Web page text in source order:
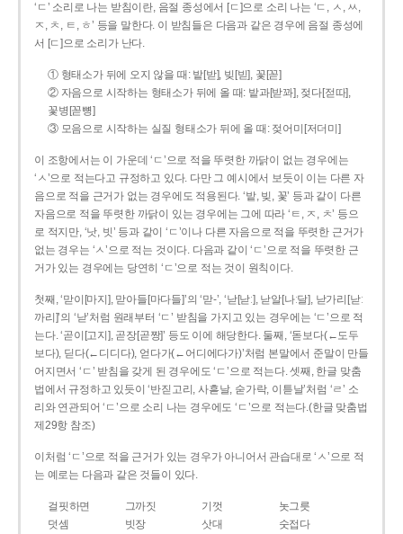
‘ㄷ’ 소리로 나는 받침이란, 음절 종성에서 [ㄷ]으로 소리 나는 ‘ㄷ, ㅅ, ㅆ,
ㅈ, ㅊ, ㅌ, ㅎ’ 등을 말한다. 이 받침들은 다음과 같은 경우에 음절 종성에
서 [ㄷ]으로 소리가 난다.
① 형태소가 뒤에 오지 않을 때: 밭[받], 빚[빋], 꽃[꼳]
② 자음으로 시작하는 형태소가 뒤에 올 때: 밭과[받꽈], 젖다[젇따],
꽃병[꼳뼝]
③ 모음으로 시작하는 실질 형태소가 뒤에 올 때: 젖어미[저더미]
이 조항에서는 이 가운데 ‘ㄷ’으로 적을 뚜렷한 까닭이 없는 경우에는
‘ㅅ’으로 적는다고 규정하고 있다. 다만 그 예시에서 보듯이 이는 다른 자
음으로 적을 근거가 없는 경우에도 적용된다. ‘밭, 빚, 꽃’ 등과 같이 다른
자음으로 적을 뚜렷한 까닭이 있는 경우에는 그에 따라 ‘ㅌ, ㅈ, ㅊ’ 등으
로 적지만, ‘낫, 빗’ 등과 같이 ‘ㄷ’이나 다른 자음으로 적을 뚜렷한 근거가
없는 경우는 ‘ㅅ’으로 적는 것이다. 다음과 같이 ‘ㄷ’으로 적을 뚜렷한 근
거가 있는 경우에는 당연히 ‘ㄷ’으로 적는 것이 원칙이다.
첫째, ‘맏이[마지], 맏아들[마다들]’의 ‘맏-’, ‘낟[낟ː], 낟알[나ː달], 낟가리[낟ː
까리]’의 ‘낟’처럼 원래부터 ‘ㄷ’ 받침을 가지고 있는 경우에는 ‘ㄷ’으로 적
는다. ‘곧이[고지], 곧장[곧짱]’ 등도 이에 해당한다. 둘째, ‘돋보다(←도두
보다), 딛다(←디디다), 얻다가(←어디에다가)’처럼 본말에서 준말이 만들
어지면서 ‘ㄷ’ 받침을 갖게 된 경우에도 ‘ㄷ’으로 적는다. 셋째, 한글 맞춤
법에서 규정하고 있듯이 ‘반짇고리, 사흗날, 숟가락, 이튿날’처럼 ‘ㄹ’ 소
리와 연관되어 ‘ㄷ’으로 소리 나는 경우에도 ‘ㄷ’으로 적는다.(한글 맞춤법
제29항 참조)
이처럼 ‘ㄷ’으로 적을 근거가 있는 경우가 아니어서 관습대로 ‘ㅅ’으로 적
는 예로는 다음과 같은 것들이 있다.
걸핏하면 그까짓 기껏
놋그릇
덧셈
빗장 삿대
숫접다